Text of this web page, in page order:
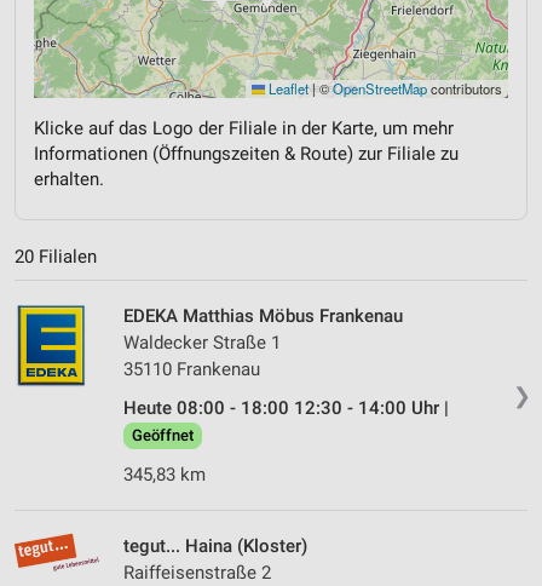
Leaflet |©OpenStreetMapcontributors
Klicke auf das Logo der Filiale in der Karte, um mehr
Informationen (Öffnungszeiten & Route) zur Filiale zu
erhalten.
20 Filialen
❯
EDEKA Matthias Möbus Frankenau
Waldecker Straße 1
35110 Frankenau
Heute 08:00 - 18:00 12:30 - 14:00 Uhr |
Geöffnet
345,83 km
tegut... Haina (Kloster)
Raiffeisenstraße 2